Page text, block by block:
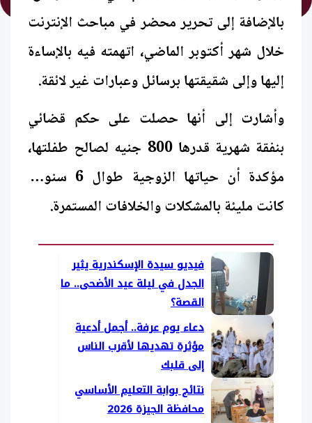
بالإضافة إلى تحرير محضر في مباحث الإنترنت
خلال شهر أكتوبر الماضي، اتهمته فيه بالإساءة
إليها وإلى شقيقتها برسائل وعبارات غير لائقة.
وأشارت إلى أنها حصلت على حكم قضائي
بنفقة شهرية قدرها 800 جنيه لصالح طفلتها،
مؤكدة أن حياتها الزوجية طوال 6 سنوات
كانت مليئة بالمشكلات والخلافات المستمرة.
فيديو سيدة الإسكندرية يثير
الجدل في ليلة عيد الأضحى.. ما
القصة؟
دعاء يوم عرفة.. أجمل أدعية
مؤثرة تهديها لأقرب الناس
إلى قلبك
نتائج بوابة التعليم الأساسي
محافظة الجيزة 2026